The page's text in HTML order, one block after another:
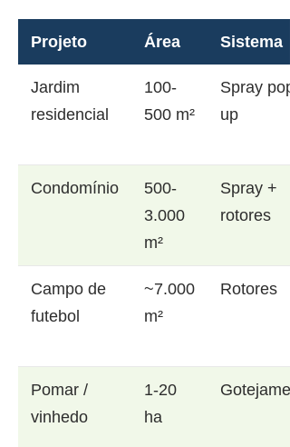
Projeto Área Sistema
Jardim
residencial
100-
500 m²
Spray pop-
up
Condomínio
500-
3.000
m²
Spray +
rotores
Campo de
futebol
~7.000
m²
Rotores
Pomar /
vinhedo
1-20
ha